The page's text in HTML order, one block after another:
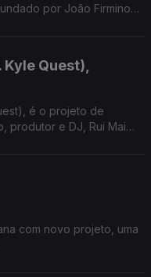
por João Firmino
Quest),
é o projeto de
produtor e DJ, Rui Maia
com novo projeto, uma